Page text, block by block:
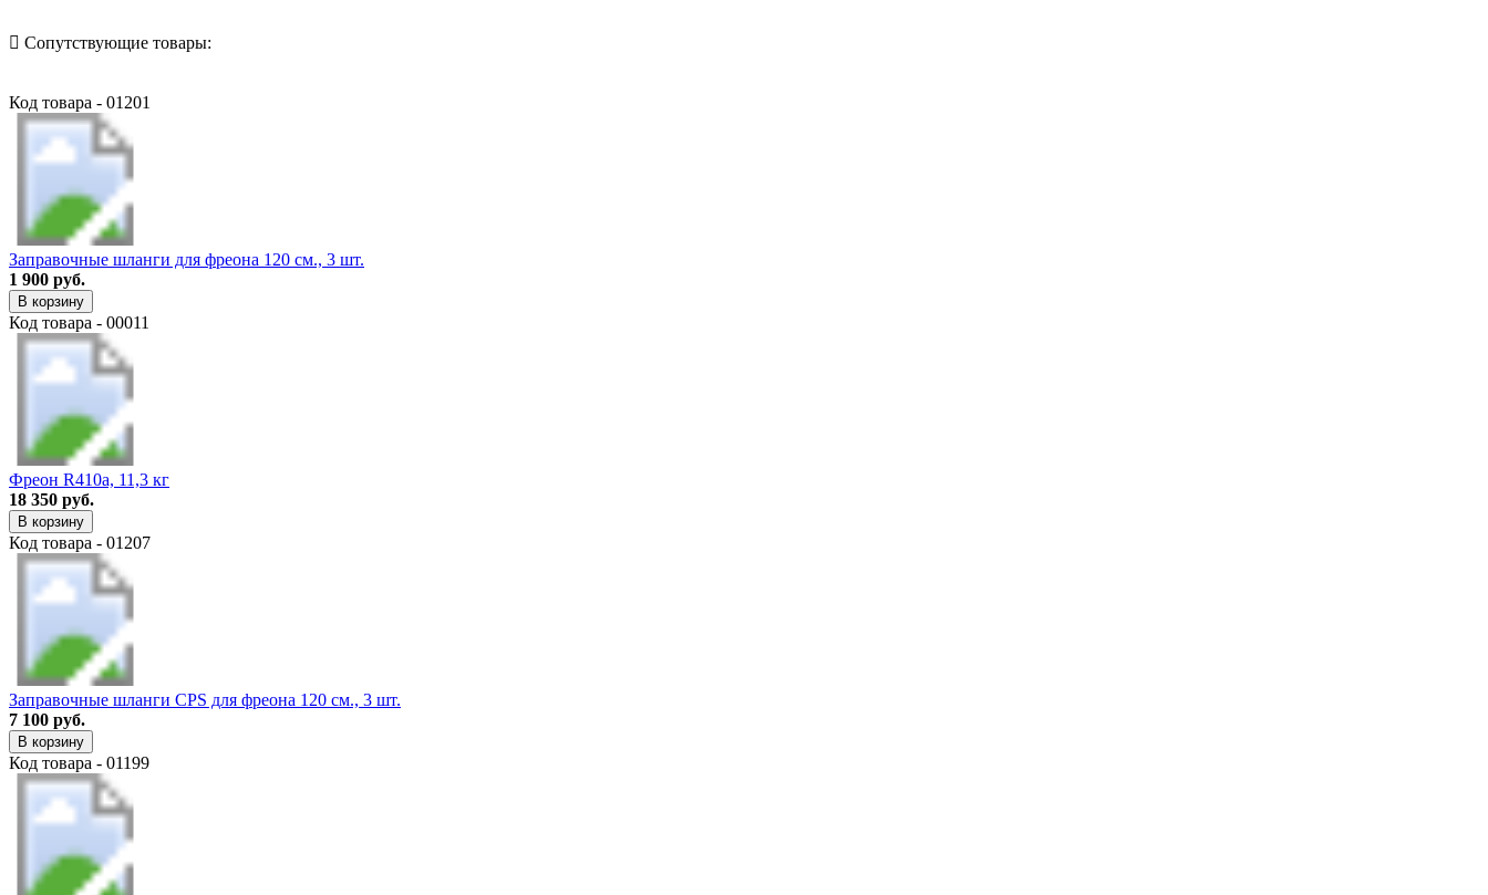
Сопутствующие товары:
Код товара - 01201
Заправочные шланги для фреона 120 см., 3 шт.
1 900 руб.
В корзину
Код товара - 00011
Фреон R410a, 11,3 кг
18 350 руб.
В корзину
Код товара - 01207
Заправочные шланги CPS для фреона 120 см., 3 шт.
7 100 руб.
В корзину
Код товара - 01199